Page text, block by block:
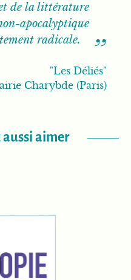
de la littérature
apocalyptique
radicale.
"Les Déliés"
Charybde (Paris)
aimer